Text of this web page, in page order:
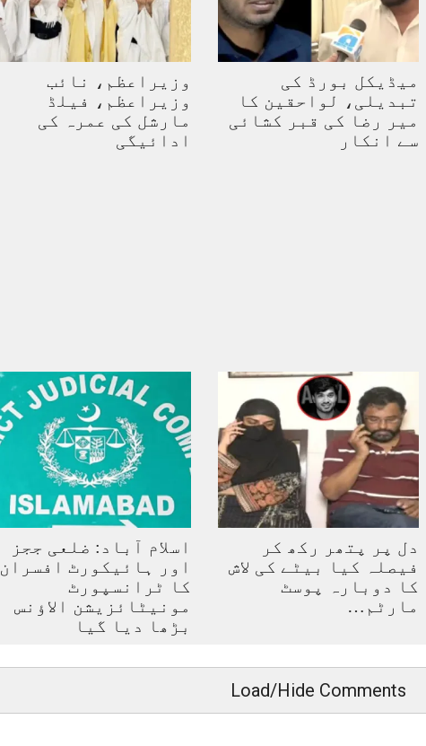
وزیراعظم، نائب
وزیراعظم، فیلڈ
مارشل کی عمرہ کی
ادائیگی
میڈیکل بورڈ کی
تبدیلی، لواحقین کا
میر رضا کی قبر کشائی
سے انکار
اسلام آباد: ضلعی ججز
اور ہائیکورٹ افسران
کا ٹرانسپورٹ
مونیٹائزیشن الاؤنس
بڑھا دیا گیا
دل پر پتھر رکھ کر
فیصلہ کیا بیٹے کی لاش
کا دوبارہ پوسٹ
مارٹم…
Load/Hide Comments